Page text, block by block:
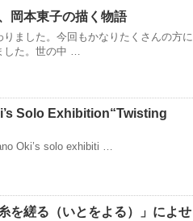
岡本東子の描く物語
りました。今回もかなりたくさんの方に
した。世の中 …
Solo Exhibition“Twisting
Oki’s solo exhibiti …
を縒る（いとをよる）」によせ